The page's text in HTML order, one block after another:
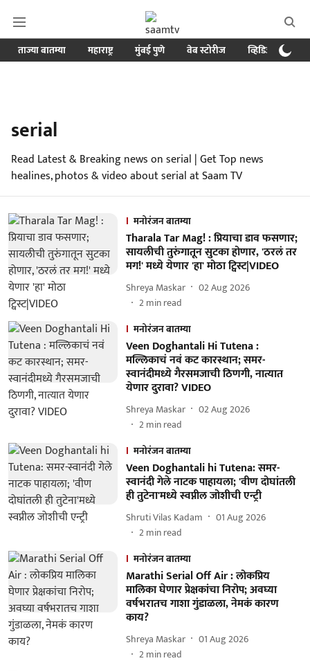
ताज्या बातम्या महाराष्ट्र मुंबई पुणे वेब स्टोरीज व्हिडिओ
serial
Read Latest & Breaking news on serial | Get Top news
healines, photos & video about serial at Saam TV
मनोरंजन बातम्या
Tharala Tar Mag! : प्रियाचा डाव फसणार;
सायलीची तुरुंगातून सुटका होणार, 'ठरलं तर
मग!' मध्ये येणार 'हा' मोठा ट्विस्ट|VIDEO
Shreya Maskar
02 Aug 2026
2min read
मनोरंजन बातम्या
Veen Doghantali Hi Tutena :
मल्लिकाचं नवं कट कारस्थान; समर-
स्वानंदीमध्ये गैरसमजाची ठिणगी, नात्यात
येणार दुरावा? VIDEO
Shreya Maskar
02 Aug 2026
2min read
मनोरंजन बातम्या
Veen Doghantali hi Tutena: समर-
स्वानंदी गेले नाटक पाहायला; 'वीण दोघांतली
ही तुटेना'मध्ये स्वप्नील जोशीची एन्ट्री
Shruti Vilas Kadam
01 Aug 2026
2min read
मनोरंजन बातम्या
Marathi Serial Off Air : लोकप्रिय
मालिका घेणार प्रेक्षकांचा निरोप; अवघ्या
वर्षभरातच गाशा गुंडाळला, नेमकं कारण
काय?
Shreya Maskar
01 Aug 2026
2min read